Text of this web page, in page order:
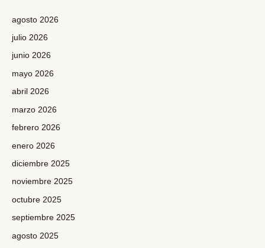
agosto 2026
julio 2026
junio 2026
mayo 2026
abril 2026
marzo 2026
febrero 2026
enero 2026
diciembre 2025
noviembre 2025
octubre 2025
septiembre 2025
agosto 2025